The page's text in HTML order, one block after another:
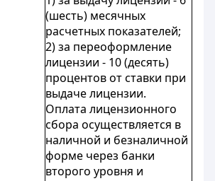
(шесть) месячных
расчетных показателей;
2) за переоформление
лицензии - 10 (десять)
процентов от ставки при
выдаче лицензии.
Оплата лицензионного
сбора осуществляется в
наличной и безналичной
форме через банки
второго уровня и